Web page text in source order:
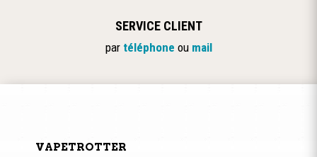
SERVICE CLIENT
par téléphone ou mail
VAPETROTTER